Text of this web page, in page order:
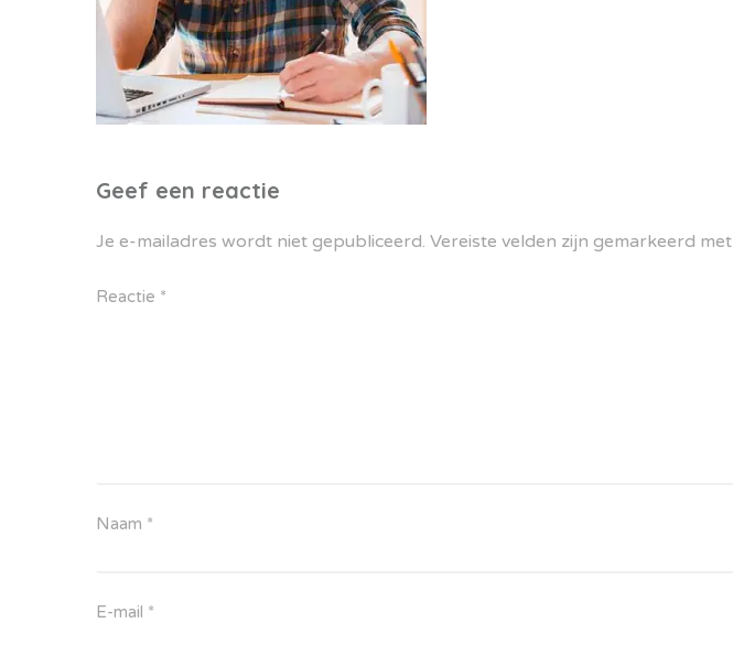
Geef een reactie
Je e-mailadres wordt niet gepubliceerd. Vereiste velden zijn gemarkeerd met
Reactie *
Naam *
E-mail *